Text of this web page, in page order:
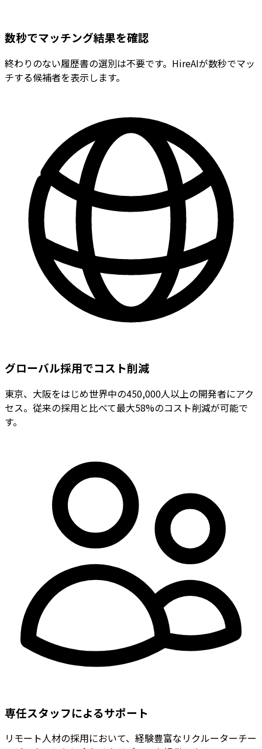
数秒でマッチング結果を確認
終わりのない履歴書の選別は不要です。HireAIが数秒でマッ
チする候補者を表示します。
グローバル採用でコスト削減
東京、大阪をはじめ世界中の450,000人以上の開発者にアク
セス。従来の採用と比べて最大58%のコスト削減が可能で
す。
専任スタッフによるサポート
リモート人材の採用において、経験豊富なリクルーターチー